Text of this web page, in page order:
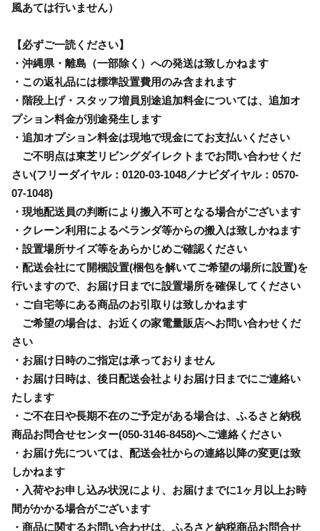
風あては行いません）
【必ずご一読ください】
・沖縄県・離島（一部除く）への発送は致しかねます
・この返礼品には標準設置費用のみ含まれます
・階段上げ・スタッフ増員別途追加料金については、追加オ
プション料金が別途発生します
・追加オプション料金は現地で現金にてお支払いください
ご不明点は東芝リビングダイレクトまでお問い合わせくだ
さい(フリーダイヤル：0120-03-1048／ナビダイヤル：0570-
07-1048)
・現地配送員の判断により搬入不可となる場合がございます
・クレーン利用によるベランダ等からの搬入は致しかねます
・設置場所サイズ等をあらかじめご確認ください
・配送会社にて開梱設置(梱包を解いてご希望の場所に設置)を
行いますので、お届け日までに設置場所を確保してください
・ご自宅等にある商品のお引取りは致しかねます
ご希望の場合は、お近くの家電量販店へお問い合わせくだ
さい
・お届け日時のご指定は承っておりません
・お届け日時は、後日配送会社よりお届け日までにご連絡い
たします
・ご不在日や長期不在のご予定がある場合は、ふるさと納税
商品お問合せセンター(050-3146-8458)へご連絡ください
・お届け先については、配送会社からの連絡以降の変更は致
しかねます
・入荷やお申し込み状況により、お届けまでに1ヶ月以上お時
間がかかる場合がございます
・商品に関するお問い合わせは、ふるさと納税商品お問合せ